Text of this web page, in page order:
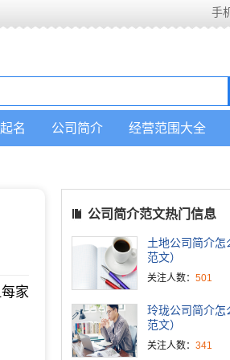
手
名 公司简介 经营范围大全
家
公司简介范文热门信息
土地公司简介怎
范文）
关注人数： 501
玲珑公司简介怎
范文）
关注人数： 341